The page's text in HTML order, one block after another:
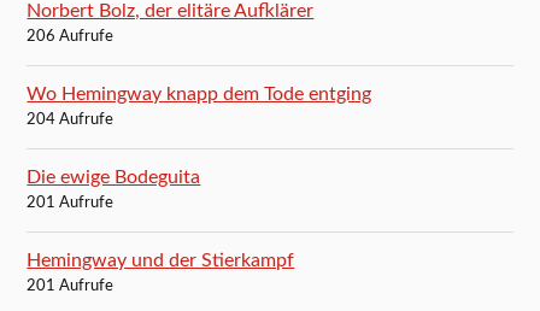
Norbert Bolz, der elitäre Aufklärer
206 Aufrufe
Wo Hemingway knapp dem Tode entging
204 Aufrufe
Die ewige Bodeguita
201 Aufrufe
Hemingway und der Stierkampf
201 Aufrufe